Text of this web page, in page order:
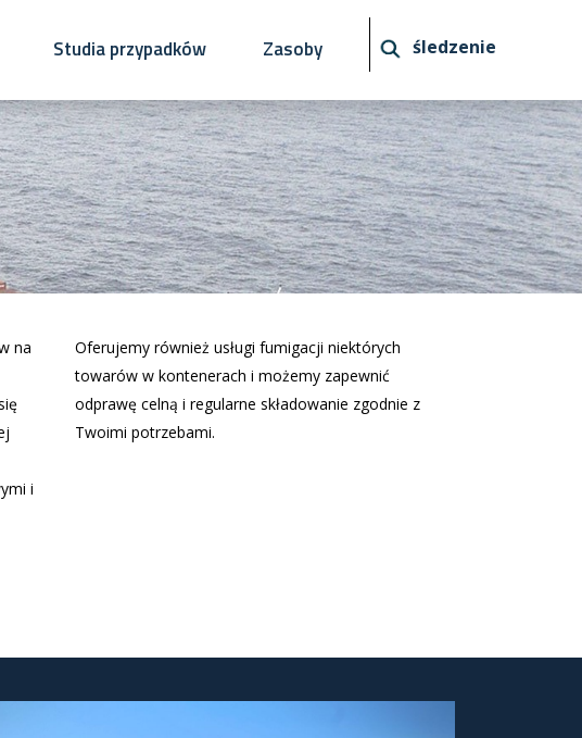
Studia przypadków Zasoby śledzenie
na
i
Oferujemy również usługi fumigacji niektórych
towarów w kontenerach i możemy zapewnić
odprawę celną i regularne składowanie zgodnie z
Twoimi potrzebami.